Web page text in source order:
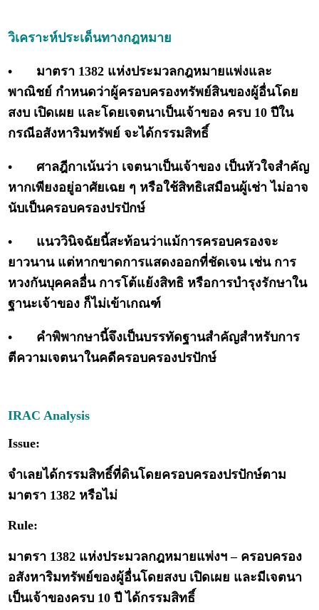
วิเคราะห์ประเด็นทางกฎหมาย
•
มาตรา 1382 แห่งประมวลกฎหมายแพ่งและ
พาณิชย์ กำหนดว่าผู้ครอบครองทรัพย์สินของผู้อื่นโดย
สงบ เปิดเผย และโดยเจตนาเป็นเจ้าของ ครบ 10 ปีใน
กรณีอสังหาริมทรัพย์ จะได้กรรมสิทธิ์
•
ศาลฎีกาเน้นว่า เจตนาเป็นเจ้าของ เป็นหัวใจสำคัญ
หากเพียงอยู่อาศัยเฉย ๆ หรือใช้สิทธิเสมือนผู้เช่า ไม่อาจ
นับเป็นครอบครองปรปักษ์
•
แนววินิจฉัยนี้สะท้อนว่าแม้การครอบครองจะ
ยาวนาน แต่หากขาดการแสดงออกที่ชัดเจน เช่น การ
หวงกันบุคคลอื่น การโต้แย้งสิทธิ หรือการบำรุงรักษาใน
ฐานะเจ้าของ ก็ไม่เข้าเกณฑ์
•
คำพิพากษานี้จึงเป็นบรรทัดฐานสำคัญสำหรับการ
ตีความเจตนาในคดีครอบครองปรปักษ์
IRAC Analysis
Issue:
จำเลยได้กรรมสิทธิ์ที่ดินโดยครอบครองปรปักษ์ตาม
มาตรา 1382 หรือไม่
Rule:
มาตรา 1382 แห่งประมวลกฎหมายแพ่งฯ – ครอบครอง
อสังหาริมทรัพย์ของผู้อื่นโดยสงบ เปิดเผย และมีเจตนา
เป็นเจ้าของครบ 10 ปี ได้กรรมสิทธิ์